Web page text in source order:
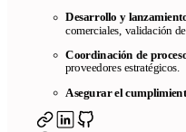
Desarrollo y
comerciales, validación
Coordinación de
proveedores estratégicos.
Asegurar el